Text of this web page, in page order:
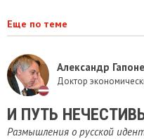
Еще по теме
Александр
Доктор
И ПУТЬ
Размышления о русской